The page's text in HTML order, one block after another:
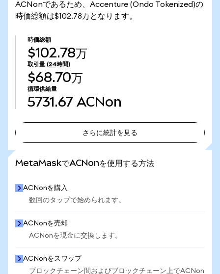
ACNonであるため、Accenture (Ondo Tokenized)の
時価総額は$102.78万となります。
時価総額
$102.78万
取引量 (24時間)
$68.70万
循環供給量
5731.67 ACNon
さらに統計を見る
MetaMaskでACNonを使用する方法
ACNonを購入
数回のタップで始められます。
ACNonを売却
ACNonを現金に交換します。
ACNonをスワップ
ブロックチェーン間およびブロックチェーン上でACNon